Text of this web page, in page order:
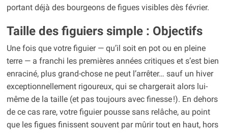
portant déjà des bourgeons de figues visibles dès février.
Taille des figuiers simple : Objectifs
Une fois que votre figuier — qu’il soit en pot ou en pleine
terre — a franchi les premières années critiques et s’est bien
enraciné, plus grand-chose ne peut l’arrêter… sauf un hiver
exceptionnellement rigoureux, qui se chargerait alors lui-
même de la taille (et pas toujours avec finesse !). En dehors
de ce cas rare, votre figuier pousse sans relâche, au point
que les figues finissent souvent par mûrir tout en haut, hors